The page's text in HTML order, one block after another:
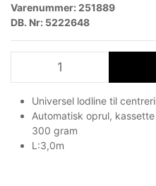
Varenummer:251889
DB. Nr: 5222648
Universel lodline til
Automatisk oprul,
300 gram
L:3,0m